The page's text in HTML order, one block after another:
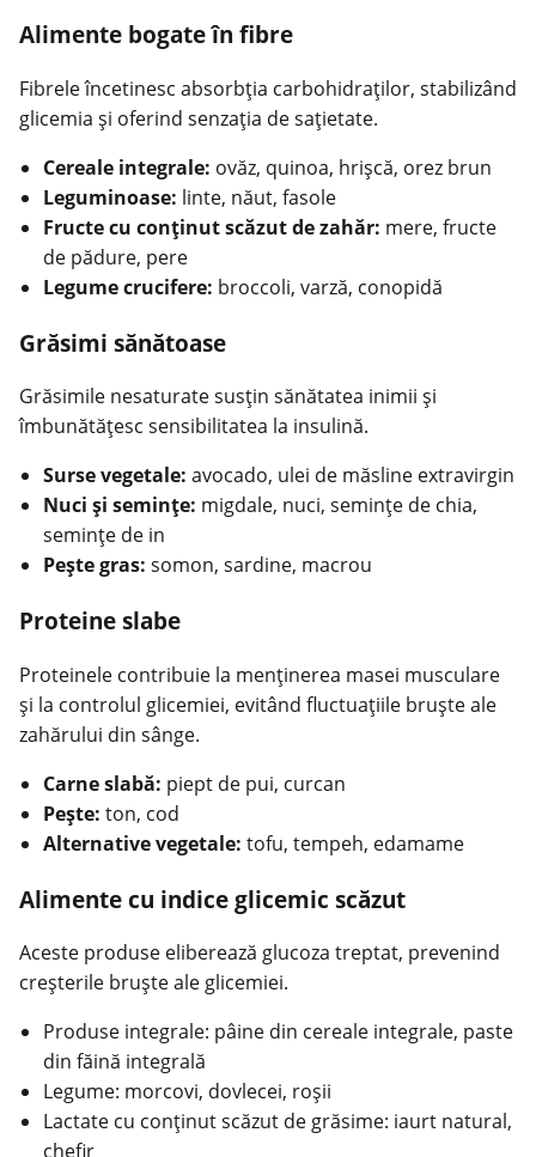
Alimente bogate în fibre
Fibrele încetinesc absorbţia carbohidraţilor, stabilizând
glicemia și oferind senzaţia de saţietate.
Cereale integrale: ovăz, quinoa, hrişcă, orez brun
Leguminoase: linte, năut, fasole
Fructe cu conţinut scăzut de zahăr: mere, fructe
de pădure, pere
Legume crucifere: broccoli, varză, conopidă
Grăsimi sănătoase
Grăsimile nesaturate susţin sănătatea inimii şi
îmbunătăţesc sensibilitatea la insulină.
Surse vegetale: avocado, ulei de măsline extravirgin
Nuci şi seminţe: migdale, nuci, seminţe de chia,
seminţe de in
Peşte gras: somon, sardine, macrou
Proteine slabe
Proteinele contribuie la menţinerea masei musculare
şi la controlul glicemiei, evitând fluctuaţiile bruște ale
zahărului din sânge.
Carne slabă: piept de pui, curcan
Peşte: ton, cod
Alternative vegetale: tofu, tempeh, edamame
Alimente cu indice glicemic scăzut
Aceste produse eliberează glucoza treptat, prevenind
creşterile bruște ale glicemiei.
Produse integrale: pâine din cereale integrale, paste
din făină integrală
Legume: morcovi, dovlecei, roşii
Lactate cu conţinut scăzut de grăsime: iaurt natural,
chefir